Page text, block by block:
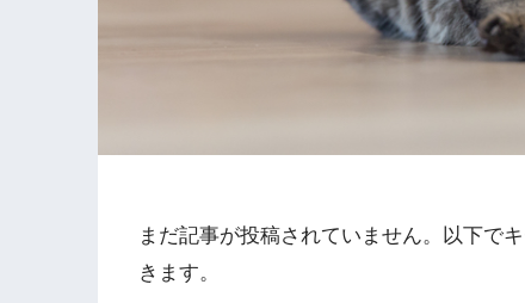
まだ記事が投稿されていません。以下で
きます。